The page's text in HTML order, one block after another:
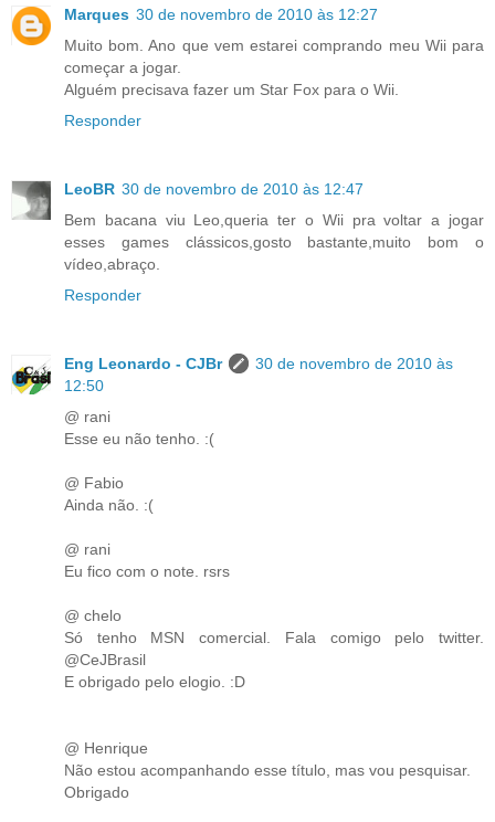
Marques 30 de novembro de 2010 às 12:27
Muito bom. Ano que vem estarei comprando meu Wii para
começar a jogar.
Alguém precisava fazer um Star Fox para o Wii.
Responder
LeoBR 30 de novembro de 2010 às 12:47
Bem bacana viu Leo,queria ter o Wii pra voltar a jogar
esses games clássicos,gosto bastante,muito bom o
vídeo,abraço.
Responder
Eng Leonardo - CJBr
30 de novembro de 2010 às
12:50
@ rani
Esse eu não tenho. :(
@ Fabio
Ainda não. :(
@ rani
Eu fico com o note. rsrs
@ chelo
Só tenho MSN comercial. Fala comigo pelo twitter.
@CeJBrasil
E obrigado pelo elogio. :D
@ Henrique
Não estou acompanhando esse título, mas vou pesquisar.
Obrigado